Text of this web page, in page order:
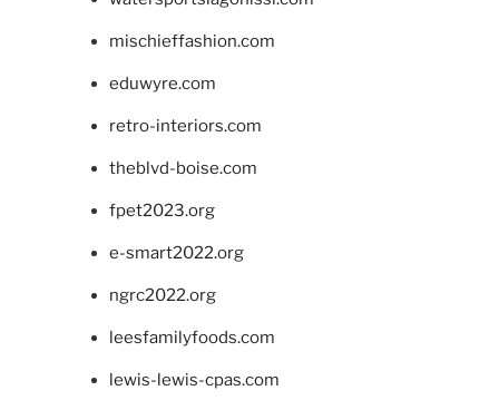
mischieffashion.com
eduwyre.com
retro-interiors.com
theblvd-boise.com
fpet2023.org
e-smart2022.org
ngrc2022.org
leesfamilyfoods.com
lewis-lewis-cpas.com